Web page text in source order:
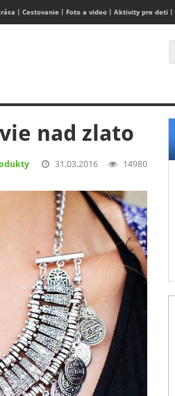
Cestovanie Foto a video Aktivity pre deti
nad zlato
31.03.2016 14980